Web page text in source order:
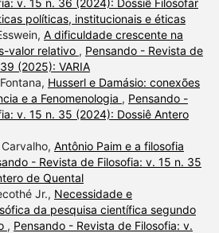
políticas, institucionais e éticas
A dificuldade crescente na
valor relativo , Pensando - Revista de
(2025): VARIA
Husserl e Damásio: conexões
e a Fenomenologia , Pensando -
v. 15 n. 35 (2024): Dossiê Antero
Antônio Paim e a filosofia
- Revista de Filosofia: v. 15 n. 35
de Quental
Jr., Necessidade e
da pesquisa científica segundo
, Pensando - Revista de Filosofia: v.